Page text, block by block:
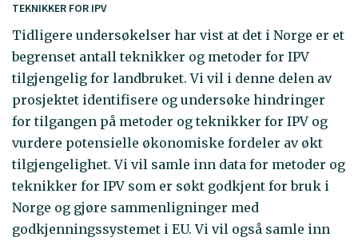
TEKNIKKER FOR IPV
Tidligere undersøkelser har vist at det i Norge er et
begrenset antall teknikker og metoder for IPV
tilgjengelig for landbruket. Vi vil i denne delen av
prosjektet identifisere og undersøke hindringer
for tilgangen på metoder og teknikker for IPV og
vurdere potensielle økonomiske fordeler av økt
tilgjengelighet. Vi vil samle inn data for metoder og
teknikker for IPV som er søkt godkjent for bruk i
Norge og gjøre sammenligninger med
godkjenningssystemet i EU. Vi vil også samle inn